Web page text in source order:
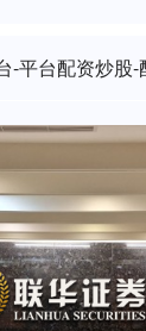
-平台配资炒股-